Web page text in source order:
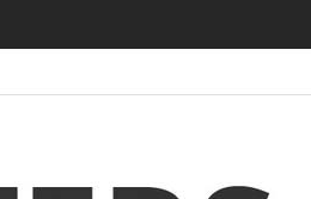
รนด์ใหม่บุกตลาดไทย